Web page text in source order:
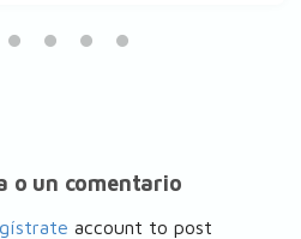
o un comentario
account to post